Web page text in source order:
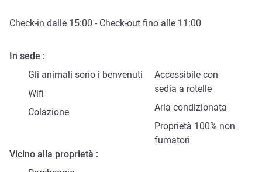
Check-in dalle 15:00 - Check-out fino alle 11:00
In sede
Gli animali sono i benvenuti
Accessibile con
sedia a rotelle
Wifi
Aria condizionata
Colazione
Proprietà 100% non
fumatori
Vicino alla proprietà